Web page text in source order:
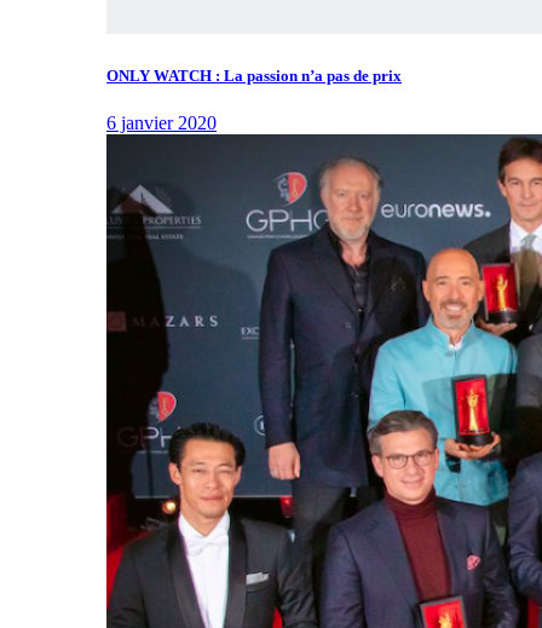
ONLY WATCH : La passion n’a pas de prix
6 janvier 2020